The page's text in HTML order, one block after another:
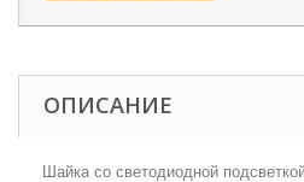
ОПИСАНИЕ
Шайка со светодиодной